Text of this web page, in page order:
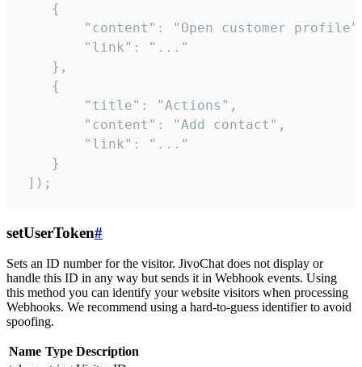
    {
"content": "Open customer
        "link": "..."
    },
    {
        "title": "Actions",
        "content": "Add contact",
        "link": "..."
    }
]);
setUserToken#
Sets an ID number for the visitor. JivoChat does not display or
handle this ID in any way but sends it in Webhook events. Using
this method you can identify your website visitors when processing
Webhooks. We recommend using a hard-to-guess identifier to avoid
spoofing.
Name Type Description